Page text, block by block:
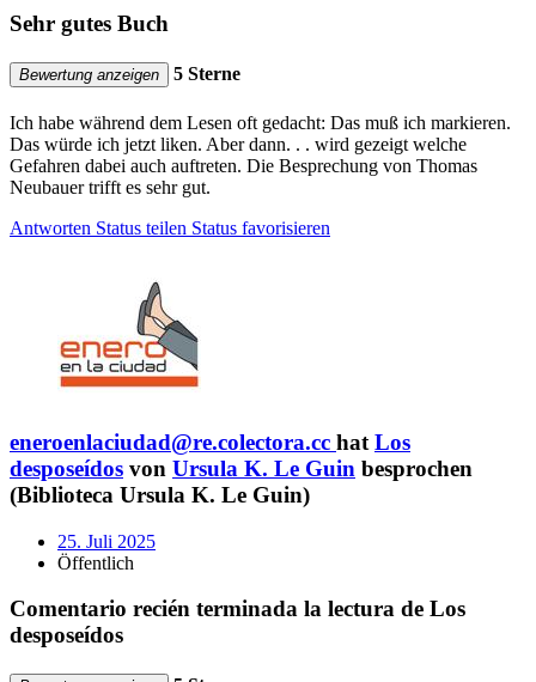
Sehr gutes Buch
Bewertung anzeigen 5 Sterne
Ich habe während dem Lesen oft gedacht: Das muß ich markieren.
Das würde ich jetzt liken. Aber dann. . . wird gezeigt welche
Gefahren dabei auch auftreten. Die Besprechung von Thomas
Neubauer trifft es sehr gut.
Antworten Status teilen Status favorisieren
eneroenlaciudad@re.colectora.cc hat Los
desposeídos von Ursula K. Le Guin besprochen
(Biblioteca Ursula K. Le Guin)
25. Juli 2025
Öffentlich
Comentario recién terminada la lectura de Los
desposeídos